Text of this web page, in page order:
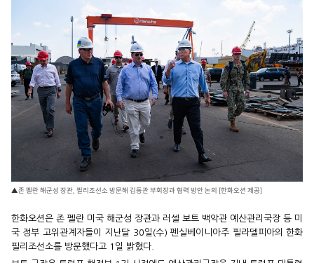
▲존 펠란 해군성 장관, 필리조선소 방문해 김동관 부회장과 협력 방안 논의 [한화오션 제공]
한화오션은 존 펠란 미국 해군성 장관과 러셀 보트 백악관 예산관리국장 등 미
국 정부 고위관계자들이 지난달 30일(수) 펜실베이니아주 필라델피아의 한화
필리조선소를 방문했다고 1일 밝혔다.